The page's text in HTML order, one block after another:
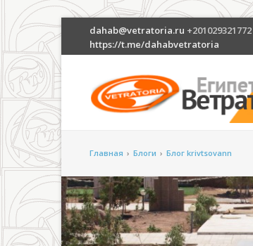
dahab@vetratoria.ru +201029321772
https://t.me/dahabvetratoria
Главная › Блоги › Блог krivtsovann